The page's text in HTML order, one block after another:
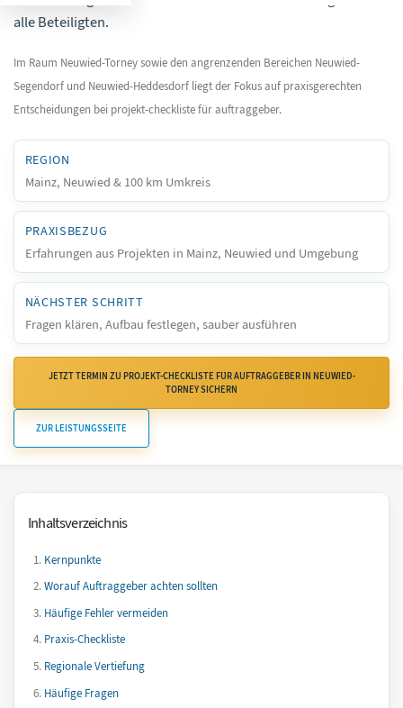
alle Beteiligten.
Im Raum Neuwied-Torney sowie den angrenzenden Bereichen Neuwied-
Segendorf und Neuwied-Heddesdorf liegt der Fokus auf praxisgerechten
Entscheidungen bei projekt-checkliste für auftraggeber.
REGION
Mainz, Neuwied & 100 km Umkreis
PRAXISBEZUG
Erfahrungen aus Projekten in Mainz, Neuwied und Umgebung
NÄCHSTER SCHRITT
Fragen klären, Aufbau festlegen, sauber ausführen
JETZT TERMIN ZU PROJEKT-CHECKLISTE FÜR AUFTRAGGEBER IN NEUWIED-
TORNEY SICHERN
ZUR LEISTUNGSSEITE
Inhaltsverzeichnis
Kernpunkte
Worauf Auftraggeber achten sollten
Häufige Fehler vermeiden
Praxis-Checkliste
Regionale Vertiefung
Häufige Fragen